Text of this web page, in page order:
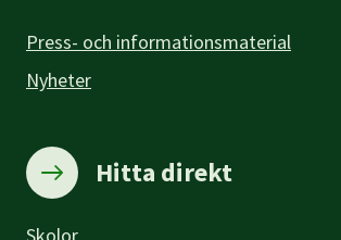
Press- och informationsmaterial
Nyheter
Hitta direkt